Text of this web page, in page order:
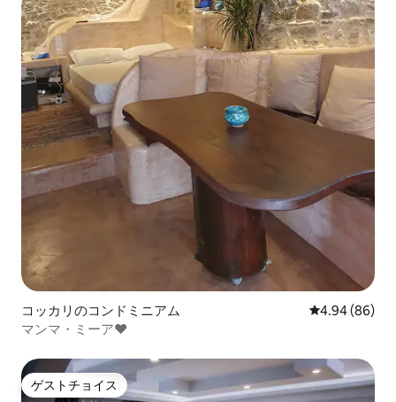
コッカリのコンドミニアム レビュー86件
4.94 (86)
マンマ・ミーア❤
ゲストチョイス
ゲストチョイス